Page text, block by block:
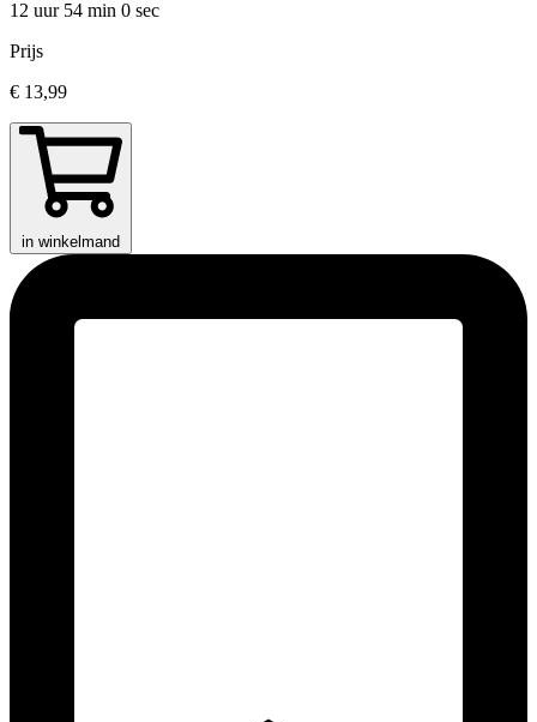
12 uur 54 min 0 sec
Prijs
€ 13,99
in winkelmand